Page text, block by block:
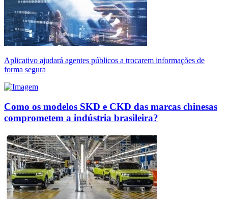
Aplicativo ajudará agentes públicos a trocarem informações de
forma segura
Como os modelos SKD e CKD das marcas chinesas
comprometem a indústria brasileira?